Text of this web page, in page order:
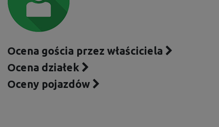
Ocena gościa przez właściciela
Ocena działek
Oceny pojazdów